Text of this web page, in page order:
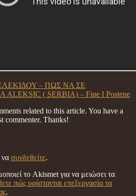
– ΠΩΣ ΝΑ ΣΕ
ALEKSIC ( SERBIA) – Fine I Postene
related to this article. You have a
commenter. Thanks!
να συνδεθείτε.
το Akismet για να μειώσει τα
πώς υφίστανται επεξεργασία τα
.